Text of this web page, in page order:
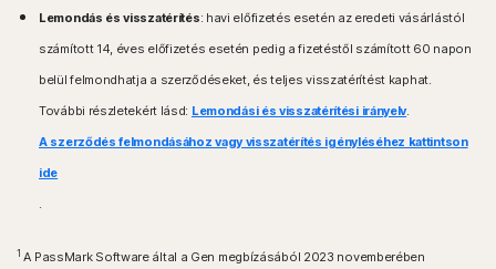
Az Apple® tvOS aktuális és előző két verzióját futtató
Fire OS operációs rendszerek
Amazon Fire TV Fire OS 8 vagy újabb operációs
Android™ operációs rendszerek
Google Play alkalmazást. A többfelhasználós mód nem
támogatott.
Lemondás és visszatérítés: havi előfizetés esetén az eredeti vásárlástól
számított 14, éves előfizetés esetén pedig a fizetéstől számított 60 napon
belül felmondhatja a szerződéseket, és teljes visszatérítést kaphat.
További részletekért lásd: Lemondási és visszatérítési irányelv.
A szerződés felmondásához vagy visszatérítés igényléséhez kattintson
ide
.
1 A PassMark Software által a Gen megbízásából 2023 novemberében